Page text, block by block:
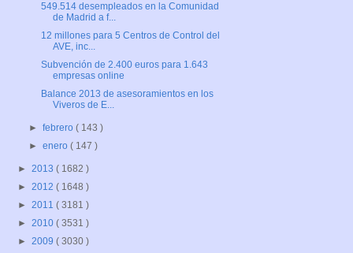
549.514 desempleados en la Comunidad
de Madrid a f...
12 millones para 5 Centros de Control del
AVE, inc...
Subvención de 2.400 euros para 1.643
empresas online
Balance 2013 de asesoramientos en los
Viveros de E...
►febrero( 143 )
►enero( 147 )
► 2013 ( 1682 )
► 2012 ( 1648 )
► 2011 ( 3181 )
► 2010 ( 3531 )
► 2009 ( 3030 )